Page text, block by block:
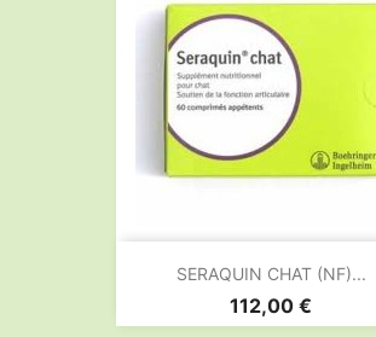
SERAQUIN CHAT (NF)...
Prix
112,00 €